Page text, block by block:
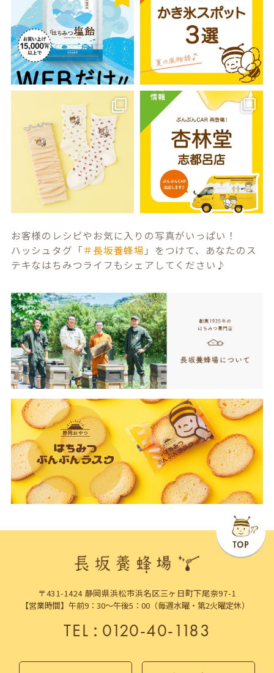
お客様のレシピやお気に入りの写真がいっぱい！
ハッシュタグ「＃長坂養蜂場 」をつけて、あなたのス
テキなはちみつライフもシェアしてください♪
〒431-1424 静岡県浜松市浜名区三ヶ日町下尾奈97-1
【営業時間】午前9：30～午後5：00（毎週水曜・第2火曜定休）
TEL：0120-40-1183